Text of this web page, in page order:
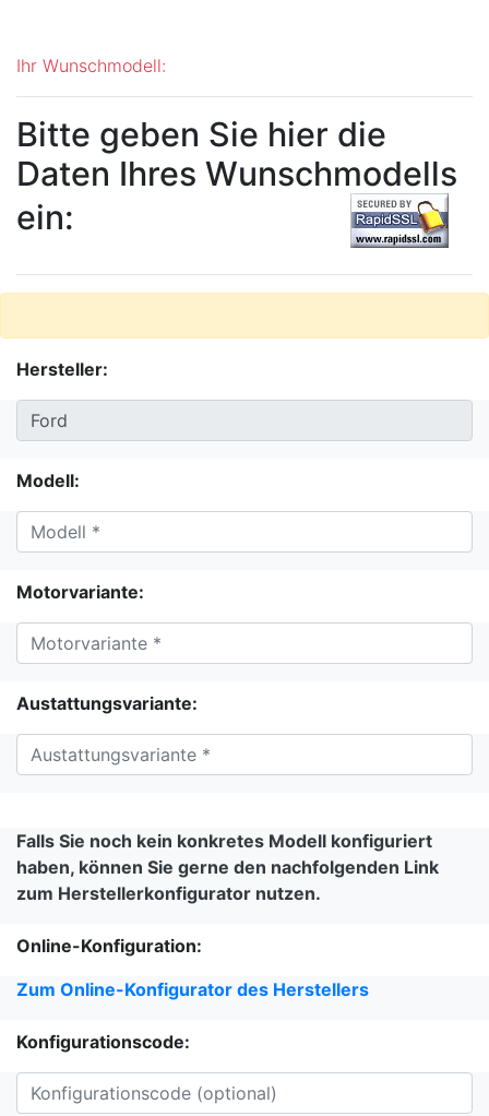
Ihr Wunschmodell:
Bitte geben Sie hier die
Daten Ihres Wunschmodells
ein:
Hersteller:
Modell:
Motorvariante:
Austattungsvariante:
Falls Sie noch kein konkretes Modell konfiguriert
haben, können Sie gerne den nachfolgenden Link
zum Herstellerkonfigurator nutzen.
Online-Konfiguration:
Zum Online-Konfigurator des Herstellers
Konfigurationscode: